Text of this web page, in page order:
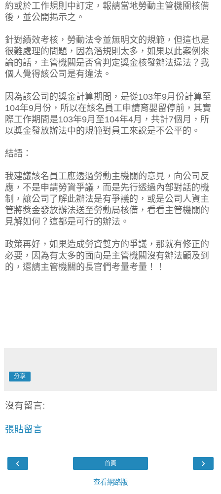
約或於工作規則中訂定，報請當地勞動主管機關核備
後，並公開揭示之。
針對績效考核，勞動法令並無明文的規範，但這也是
很難處理的問題，因為潛規則太多，如果以此案例來
論的話，主管機關是否會判定獎金核發辦法違法？我
個人覺得該公司是有違法。
因為該公司的獎金計算期間，是從103年9月份計算至
104年9月份，所以在該名員工申請育嬰留停前，其實
際工作期間是103年9月至104年4月，共計7個月，所
以獎金發放辦法中的規範對員工來說是不公平的。
結語：
我建議該名員工應透過勞動主機關的意見，向公司反
應，不是申請勞資爭議，而是先行透過內部對話的機
制，讓公司了解此辦法是有爭議的，或是公司人資主
管將獎金發放辦法送至勞動局核備，看看主管機關的
見解如何？這都是可行的辦法。
政策再好，如果造成勞資雙方的爭議，那就有修正的
必要，因為有太多的面向是主管機關沒有辦法顧及到
的，還請主管機關的長官們考量考量！！
分享
沒有留言:
張貼留言
‹ ›
首頁
查看網路版